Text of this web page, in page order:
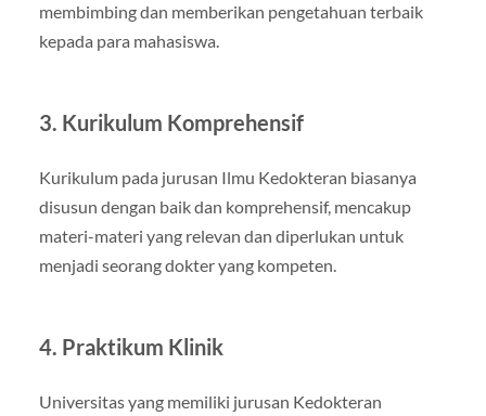
membimbing dan memberikan pengetahuan terbaik
kepada para mahasiswa.
3. Kurikulum Komprehensif
Kurikulum pada jurusan Ilmu Kedokteran biasanya
disusun dengan baik dan komprehensif, mencakup
materi-materi yang relevan dan diperlukan untuk
menjadi seorang dokter yang kompeten.
4. Praktikum Klinik
Universitas yang memiliki jurusan Kedokteran